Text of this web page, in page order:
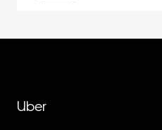
Uber